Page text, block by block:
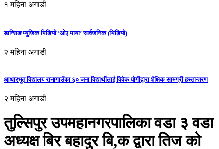
१ महिना अगाडी
डान्सिङ म्युजिक भिडियो ‘ओए माया’ सार्वजनिक (भिडियो)
२ महिना अगाडी
आधारभूत विद्यालय रानागाउँका ६० जना विद्यार्थीलाई विवेक योगीद्वारा शैक्षिक सामग्री हस्तान्तरण
२ महिना अगाडी
तुल्सिपुर उपमहानगरपालिका वडा ३ वडा
अध्यक्ष बिर बहादुर बि,क द्वारा तिज को